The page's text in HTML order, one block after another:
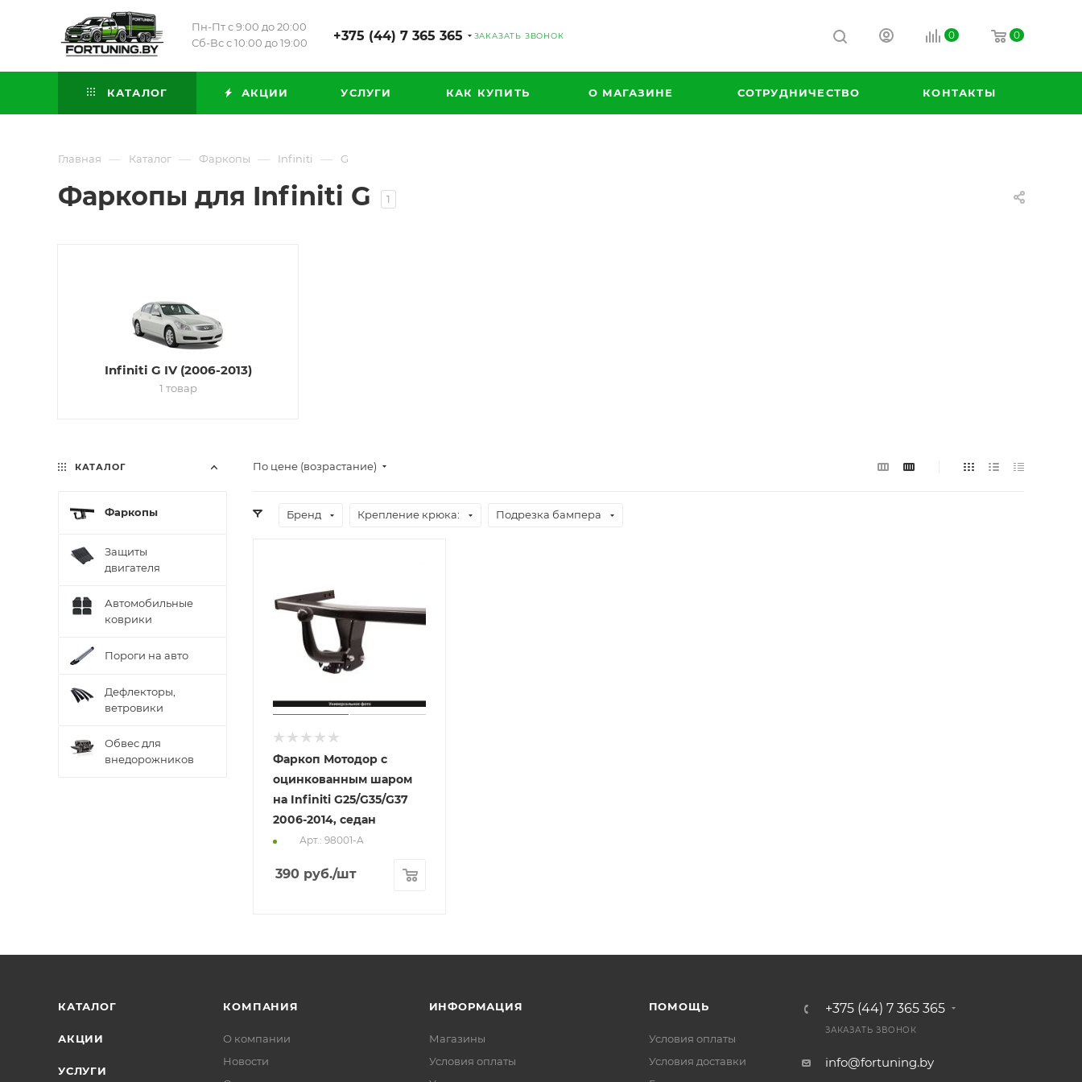
Пн-Пт с 9:00 до 20:00
Сб-Вс с 10:00 до 19:00
+375 (44) 7 365 365 ЗАКАЗАТЬ ЗВОНОК 0 0
КАТАЛОГ АКЦИИ УСЛУГИ КАК КУПИТЬ О МАГАЗИНЕ СОТРУДНИЧЕСТВО КОНТАКТЫ
Главная — Каталог — Фаркопы — Infiniti — G
Фаркопы для Infiniti G 1
Infiniti G IV (2006-2013)
1 товар
По цене (возрастание)
Бренд Крепление крюка: Подрезка бампера
Фаркоп Мотодор с
оцинкованным шаром
на Infiniti G25/G35/G37
2006-2014, седан
Арт.: 98001-A
390 руб./шт
КАТАЛОГ
Фаркопы
Защиты
двигателя
Автомобильные
коврики
Пороги на авто
Дефлекторы,
ветровики
Обвес для
внедорожников
КАТАЛОГ
АКЦИИ
УСЛУГИ
КОМПАНИЯ
О компании
Новости
ИНФОРМАЦИЯ
Магазины
Условия оплаты
ПОМОЩЬ
Условия оплаты
Условия доставки
+375 (44) 7 365 365
ЗАКАЗАТЬ ЗВОНОК
info@fortuning.by